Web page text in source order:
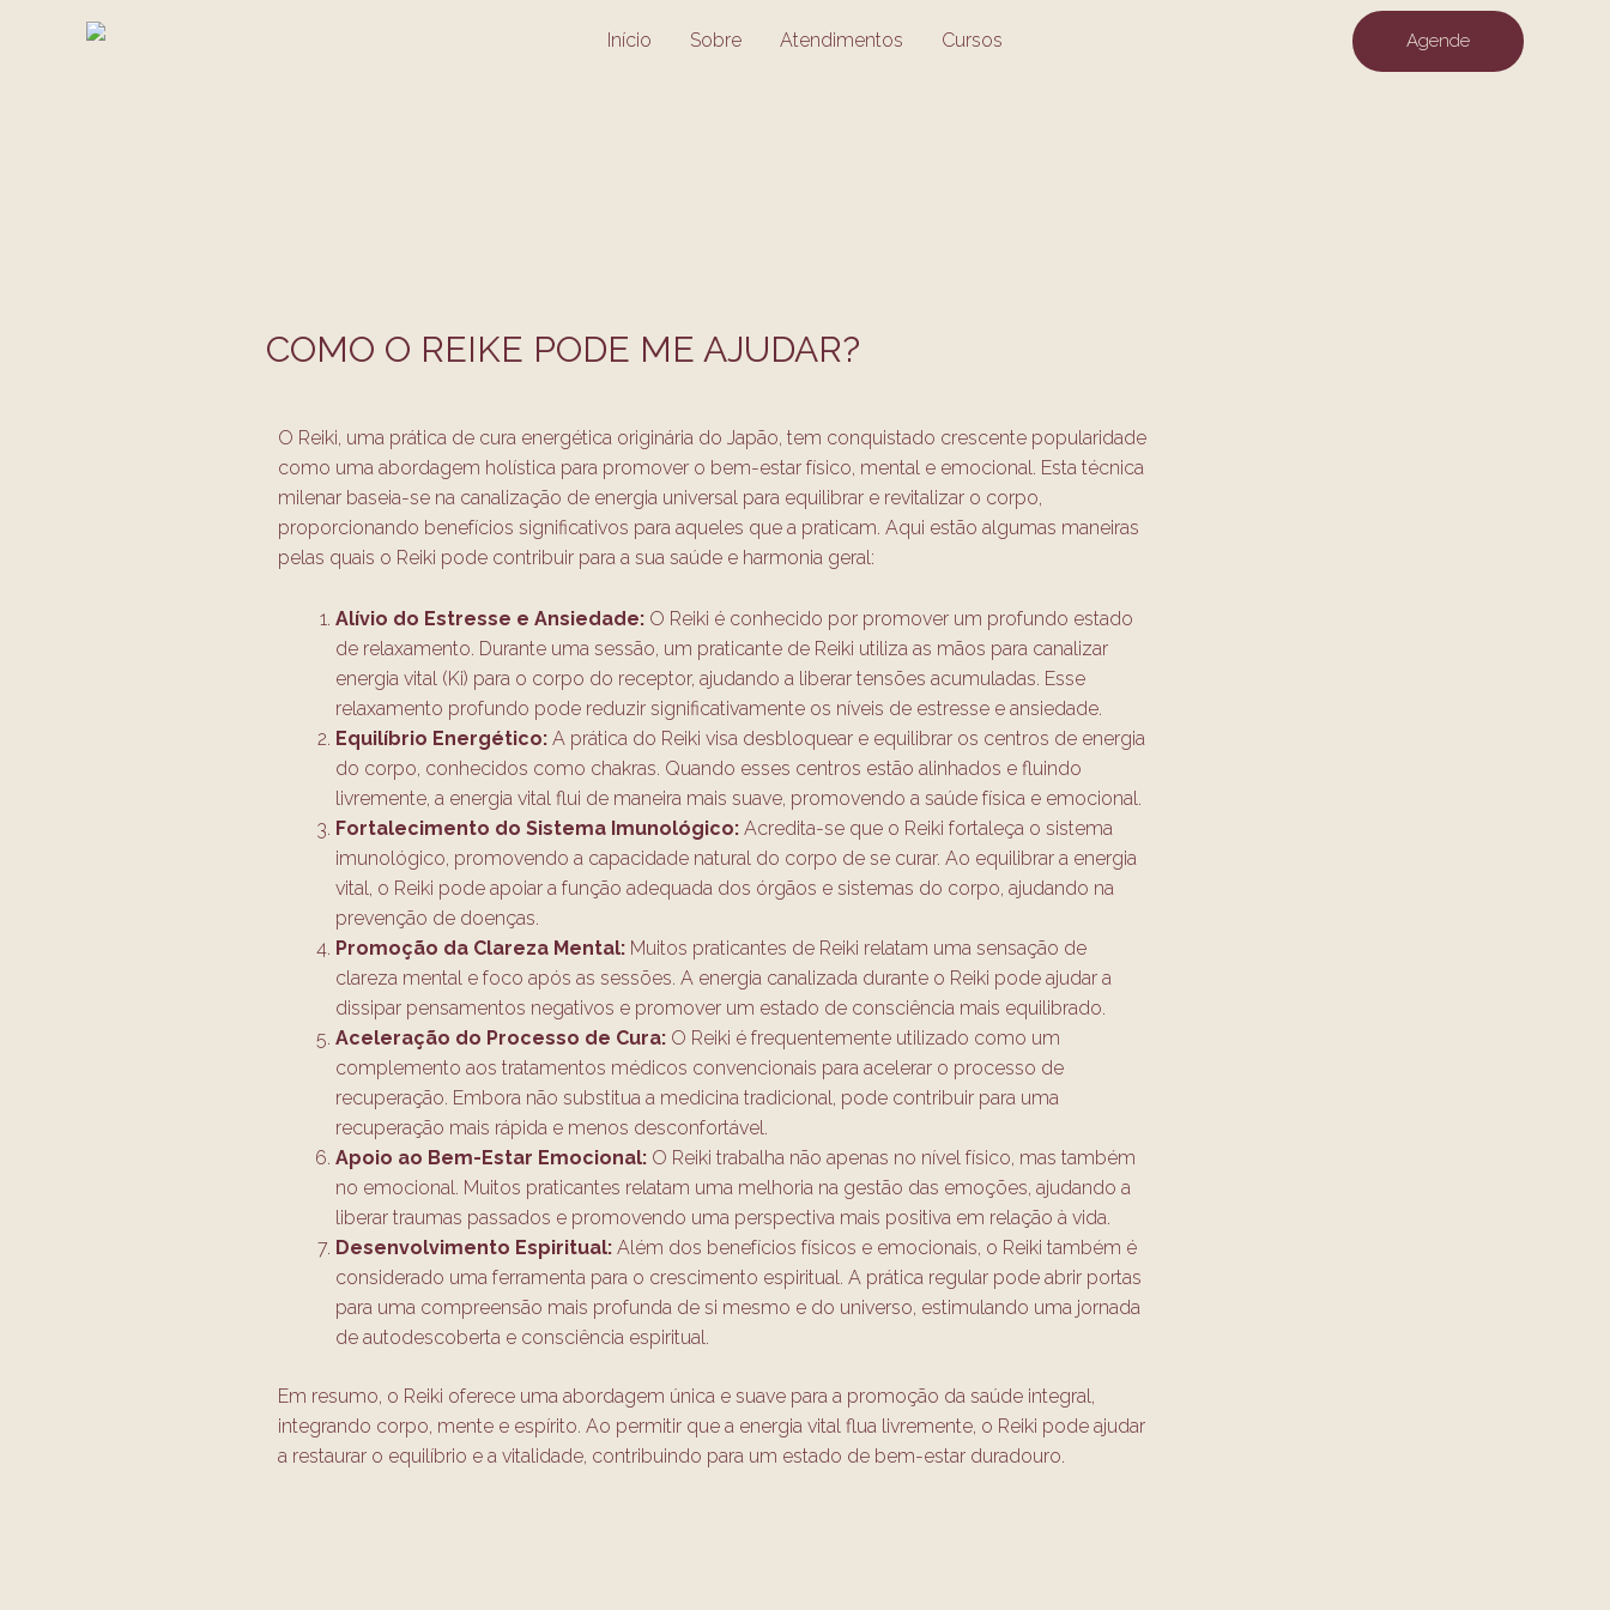
Início Sobre Atendimentos Cursos Agende
COMO O REIKE PODE ME AJUDAR?
O Reiki, uma prática de cura energética originária do Japão, tem conquistado crescente popularidade
como uma abordagem holística para promover o bem-estar físico, mental e emocional. Esta técnica
milenar baseia-se na canalização de energia universal para equilibrar e revitalizar o corpo,
proporcionando benefícios significativos para aqueles que a praticam. Aqui estão algumas maneiras
pelas quais o Reiki pode contribuir para a sua saúde e harmonia geral:
Alívio do Estresse e Ansiedade: O Reiki é conhecido por promover um profundo estado
de relaxamento. Durante uma sessão, um praticante de Reiki utiliza as mãos para canalizar
energia vital (Ki) para o corpo do receptor, ajudando a liberar tensões acumuladas. Esse
relaxamento profundo pode reduzir significativamente os níveis de estresse e ansiedade.
Equilíbrio Energético: A prática do Reiki visa desbloquear e equilibrar os centros de energia
do corpo, conhecidos como chakras. Quando esses centros estão alinhados e fluindo
livremente, a energia vital flui de maneira mais suave, promovendo a saúde física e emocional.
Fortalecimento do Sistema Imunológico: Acredita-se que o Reiki fortaleça o sistema
imunológico, promovendo a capacidade natural do corpo de se curar. Ao equilibrar a energia
vital, o Reiki pode apoiar a função adequada dos órgãos e sistemas do corpo, ajudando na
prevenção de doenças.
Promoção da Clareza Mental: Muitos praticantes de Reiki relatam uma sensação de
clareza mental e foco após as sessões. A energia canalizada durante o Reiki pode ajudar a
dissipar pensamentos negativos e promover um estado de consciência mais equilibrado.
Aceleração do Processo de Cura: O Reiki é frequentemente utilizado como um
complemento aos tratamentos médicos convencionais para acelerar o processo de
recuperação. Embora não substitua a medicina tradicional, pode contribuir para uma
recuperação mais rápida e menos desconfortável.
Apoio ao Bem-Estar Emocional: O Reiki trabalha não apenas no nível físico, mas também
no emocional. Muitos praticantes relatam uma melhoria na gestão das emoções, ajudando a
liberar traumas passados e promovendo uma perspectiva mais positiva em relação à vida.
Desenvolvimento Espiritual: Além dos benefícios físicos e emocionais, o Reiki também é
considerado uma ferramenta para o crescimento espiritual. A prática regular pode abrir portas
para uma compreensão mais profunda de si mesmo e do universo, estimulando uma jornada
de autodescoberta e consciência espiritual.
Em resumo, o Reiki oferece uma abordagem única e suave para a promoção da saúde integral,
integrando corpo, mente e espírito. Ao permitir que a energia vital flua livremente, o Reiki pode ajudar
a restaurar o equilíbrio e a vitalidade, contribuindo para um estado de bem-estar duradouro.